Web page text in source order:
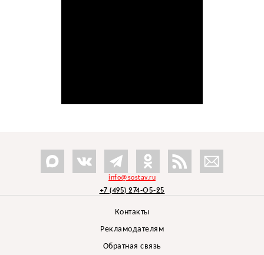
info@sostav.ru
+7 (495) 274-05-25
Контакты
Рекламодателям
Обратная связь